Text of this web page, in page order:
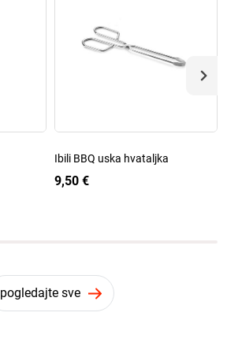
Ibili BBQ uska hvataljka
9,50 €
pogledajte sve